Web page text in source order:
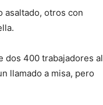
asaltado, otros con
dos 400 trabajadores al
llamado a misa, pero